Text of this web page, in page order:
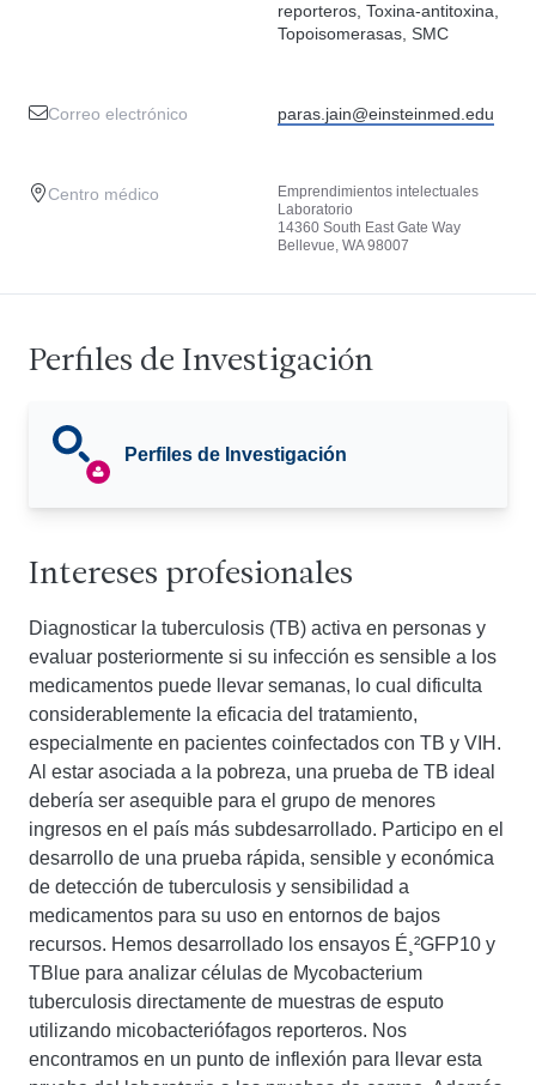
reporteros, Toxina-antitoxina,
Topoisomerasas, SMC
Correo electrónico paras.jain@einsteinmed.edu
Centro médico
Emprendimientos intelectuales
Laboratorio
14360 South East Gate Way
Bellevue, WA 98007
Perfiles de Investigación
Perfiles de Investigación
Intereses profesionales
Diagnosticar la tuberculosis (TB) activa en personas y
evaluar posteriormente si su infección es sensible a los
medicamentos puede llevar semanas, lo cual dificulta
considerablemente la eficacia del tratamiento,
especialmente en pacientes coinfectados con TB y VIH.
Al estar asociada a la pobreza, una prueba de TB ideal
debería ser asequible para el grupo de menores
ingresos en el país más subdesarrollado. Participo en el
desarrollo de una prueba rápida, sensible y económica
de detección de tuberculosis y sensibilidad a
medicamentos para su uso en entornos de bajos
recursos. Hemos desarrollado los ensayos É¸²GFP10 y
TBlue para analizar células de Mycobacterium
tuberculosis directamente de muestras de esputo
utilizando micobacteriófagos reporteros. Nos
encontramos en un punto de inflexión para llevar esta